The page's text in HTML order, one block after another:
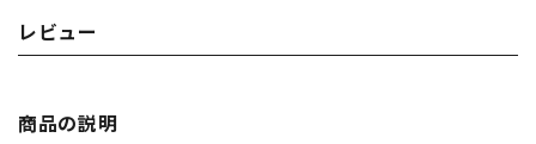
レビュー
商品の説明